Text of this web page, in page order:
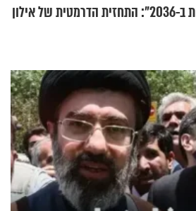
"לכסף לא תהיה משמעות ב-2036": התחזית הדרמטית של אילון